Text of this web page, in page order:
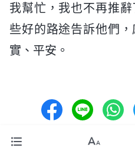
我幫忙，我也不再推
些好的路途告訴他們
實、平安。